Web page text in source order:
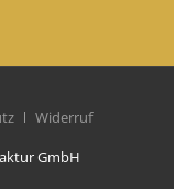
Widerruf
GmbH